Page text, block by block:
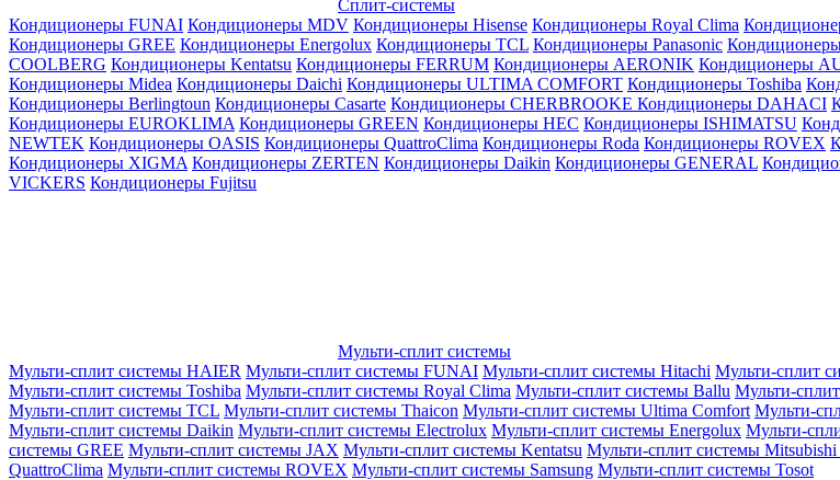
Сплит-системы
Кондиционеры FUNAI Кондиционеры MDV Кондиционеры Hisense Кондиционеры Royal Clima
Кондиционеры GREE Кондиционеры Energolux Кондиционеры TCL Кондиционеры Panasonic
СOOLBERG Кондиционеры Kentatsu Кондиционеры FERRUM Кондиционеры AERONIK Кондиционеры
Кондиционеры Midea Кондиционеры Daichi Кондиционеры ULTIMA COMFORT Кондиционеры Toshiba
Кондиционеры Berlingtoun Кондиционеры Casarte Кондиционеры CHERBROOKE Кондиционеры DAHACI
Кондиционеры EUROKLIMA Кондиционеры GREEN Кондиционеры HEC Кондиционеры ISHIMATSU
NEWTEK Кондиционеры OASIS Кондиционеры QuattroClima Кондиционеры Roda Кондиционеры ROVEX
Кондиционеры XIGMA Кондиционеры ZERTEN Кондиционеры Daikin Кондиционеры GENERAL
VICKERS Кондиционеры Fujitsu
Мульти-сплит системы
Мульти-сплит системы HAIER Мульти-сплит системы FUNAI Мульти-сплит системы Hitachi Мульти-сплит
Мульти-сплит системы Toshiba Мульти-сплит системы Royal Clima Мульти-сплит системы Ballu Мульти-
Мульти-сплит системы TCL Мульти-сплит системы Thaicon Мульти-сплит системы Ultima Comfort Мульти-
Мульти-сплит системы Daikin Мульти-сплит системы Electrolux Мульти-сплит системы Energolux Мульти-
системы GREE Мульти-сплит системы JAX Мульти-сплит системы Kentatsu Мульти-сплит системы
QuattroClima Мульти-сплит системы ROVEX Мульти-сплит системы Samsung Мульти-сплит системы Tosot